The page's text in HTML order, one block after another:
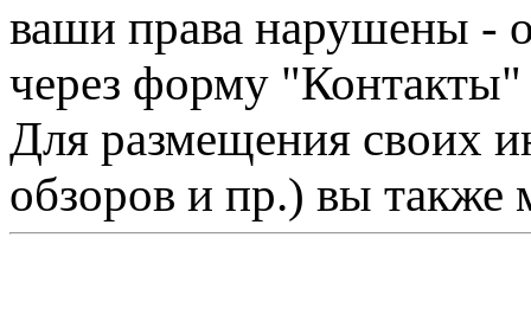
ваши права нарушены -
через форму "Контакты"
Для размещения своих
обзоров и пр.) вы также